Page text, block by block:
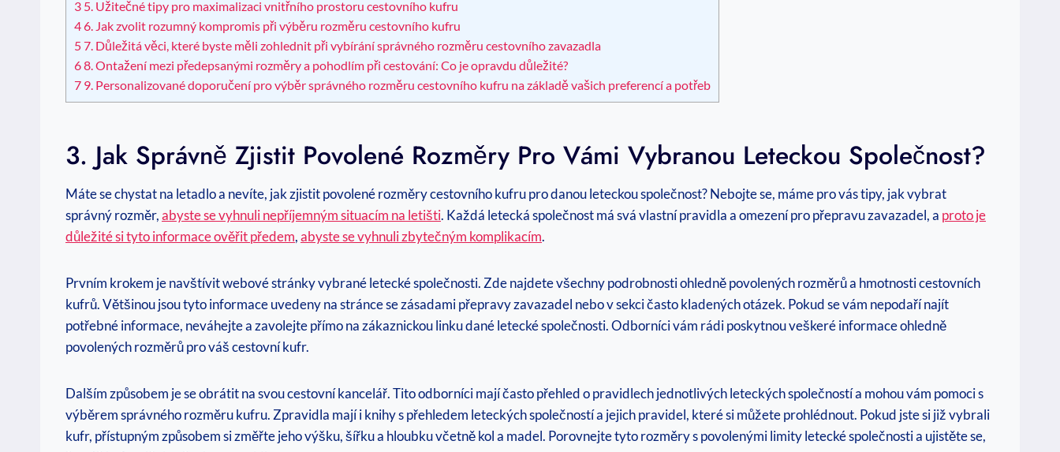
3 5. Užitečné tipy pro maximalizaci vnitřního prostoru cestovního kufru
46. Jak zvolit rozumný kompromis při výběru rozměru cestovního kufru
57. Důležitá věci, které byste měli zohlednit při vybírání správného rozměru cestovního zavazadla
68. Ontažení mezi předepsanými rozměry a pohodlím při cestování: Co je opravdu důležité?
7 9. Personalizované doporučení pro výběr správného rozměru cestovního kufru na základě vašich preferencí a potřeb
3. Jak Správně Zjistit Povolené Rozměry Pro Vámi Vybranou Leteckou Společnost?
Máte se chystat na letadlo a nevíte, jak zjistit povolené rozměry cestovního kufru pro danou leteckou společnost? Nebojte se, máme pro vás tipy, jak vybrat
správný rozměr,abyste se vyhnuli nepříjemným situacím na letišti. Každá letecká společnost má svá vlastní pravidla a omezení pro přepravu zavazadel, a proto je
důležité si tyto informace ověřit předem,abyste se vyhnuli zbytečným komplikacím.
Prvním krokem je navštívit webové stránky vybrané letecké společnosti. Zde najdete všechny podrobnosti ohledně povolených rozměrů a hmotnosti cestovních
kufrů. Většinou jsou tyto informace uvedeny na stránce se zásadami přepravy zavazadel nebo v sekci často kladených otázek. Pokud se vám nepodaří najít
potřebné informace, neváhejte a zavolejte přímo na zákaznickou linku dané letecké společnosti. Odborníci vám rádi poskytnou veškeré informace ohledně
povolených rozměrů pro váš cestovní kufr.
Dalším způsobem je se obrátit na svou cestovní kancelář. Tito odborníci mají často přehled o pravidlech jednotlivých leteckých společností a mohou vám pomoci s
výběrem správného rozměru kufru. Zpravidla mají i knihy s přehledem leteckých společností a jejich pravidel, které si můžete prohlédnout. Pokud jste si již vybrali
kufr, přístupným způsobem si změřte jeho výšku, šířku a hloubku včetně kol a madel. Porovnejte tyto rozměry s povolenými limity letecké společnosti a ujistěte se,